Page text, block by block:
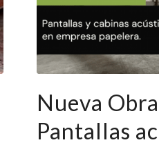
Nueva
Pantallas